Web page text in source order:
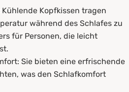
Kopfkissen tragen
während des Schlafes zu
für Personen, die leicht
Sie bieten eine erfrischende
was den Schlafkomfort